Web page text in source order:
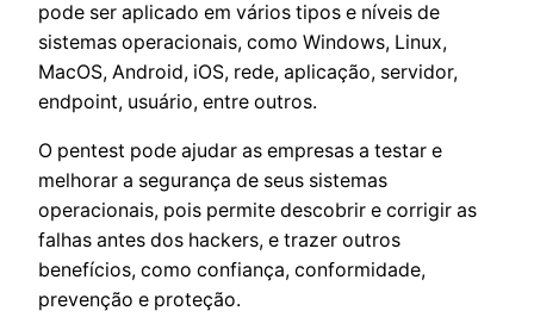
pode ser aplicado em vários tipos e níveis de
sistemas operacionais, como Windows, Linux,
MacOS, Android, iOS, rede, aplicação, servidor,
endpoint, usuário, entre outros.
O pentest pode ajudar as empresas a testar e
melhorar a segurança de seus sistemas
operacionais, pois permite descobrir e corrigir as
falhas antes dos hackers, e trazer outros
benefícios, como confiança, conformidade,
prevenção e proteção.